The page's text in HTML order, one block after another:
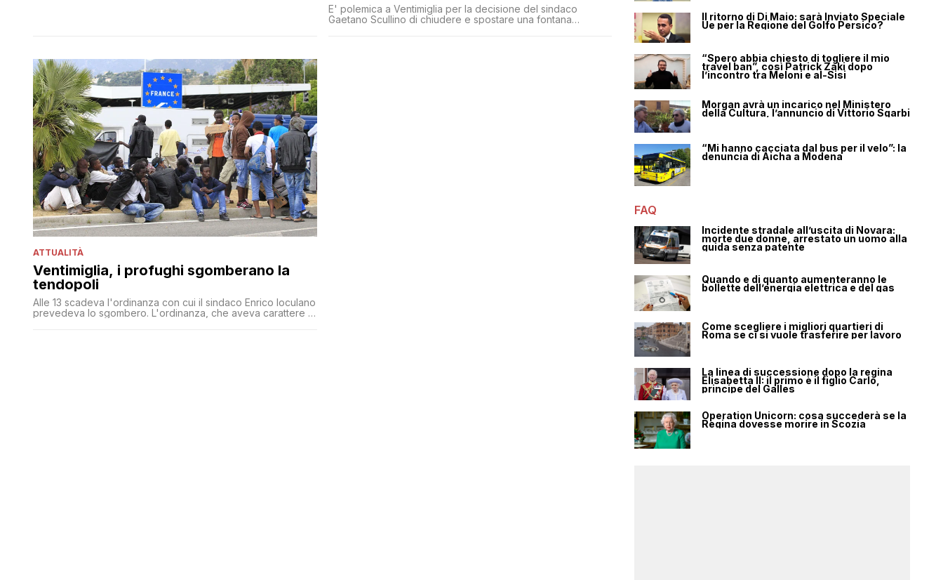
E' polemica a Ventimiglia per la decisione del sindaco
Gaetano Scullino di chiudere e spostare una fontana
ATTUALITÀ
Ventimiglia, i profughi sgomberano la
tendopoli
Alle 13 scadeva l'ordinanza con cui il sindaco Enrico Ioculano
prevedeva lo sgombero. L'ordinanza, che aveva carattere di
Il ritorno di Di Maio: sarà Inviato Speciale
Ue per la Regione del Golfo Persico?
“Spero abbia chiesto di togliere il mio
travel ban”, così Patrick Zaki dopo
l’incontro tra Meloni e al-Sisi
Morgan avrà un incarico nel Ministero
della Cultura, l’annuncio di Vittorio Sgarbi
“Mi hanno cacciata dal bus per il velo”: la
denuncia di Aicha a Modena
FAQ
Incidente stradale all’uscita di Novara:
morte due donne, arrestato un uomo alla
guida senza patente
Quando e di quanto aumenteranno le
bollette dell’energia elettrica e del gas
Come scegliere i migliori quartieri di
Roma se ci si vuole trasferire per lavoro
La linea di successione dopo la regina
Elisabetta II: il primo è il figlio Carlo,
principe del Galles
Operation Unicorn: cosa succederà se la
Regina dovesse morire in Scozia